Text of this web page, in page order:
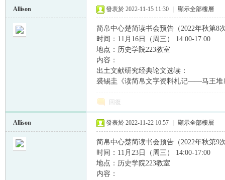
Allison 發表於 2022-11-15 11:30 顯示全部樓層
简帛中心楚简读书会预告（2022年秋第8
时间：11月16日（周三） 14:00-17:00
地点：历史学院223教室
内容：
出土文献研究经典论文选读：
裘锡圭《读简帛文字资料札记——马王堆
回復
Allison 發表於 2022-11-22 10:57 顯示全部樓層
简帛中心楚简读书会预告（2022年秋第9
时间：11月23日（周三） 14:00-17:00
地点：历史学院223教室
内容：